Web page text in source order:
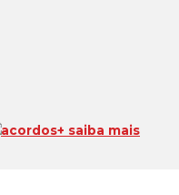
acordos+ saiba mais